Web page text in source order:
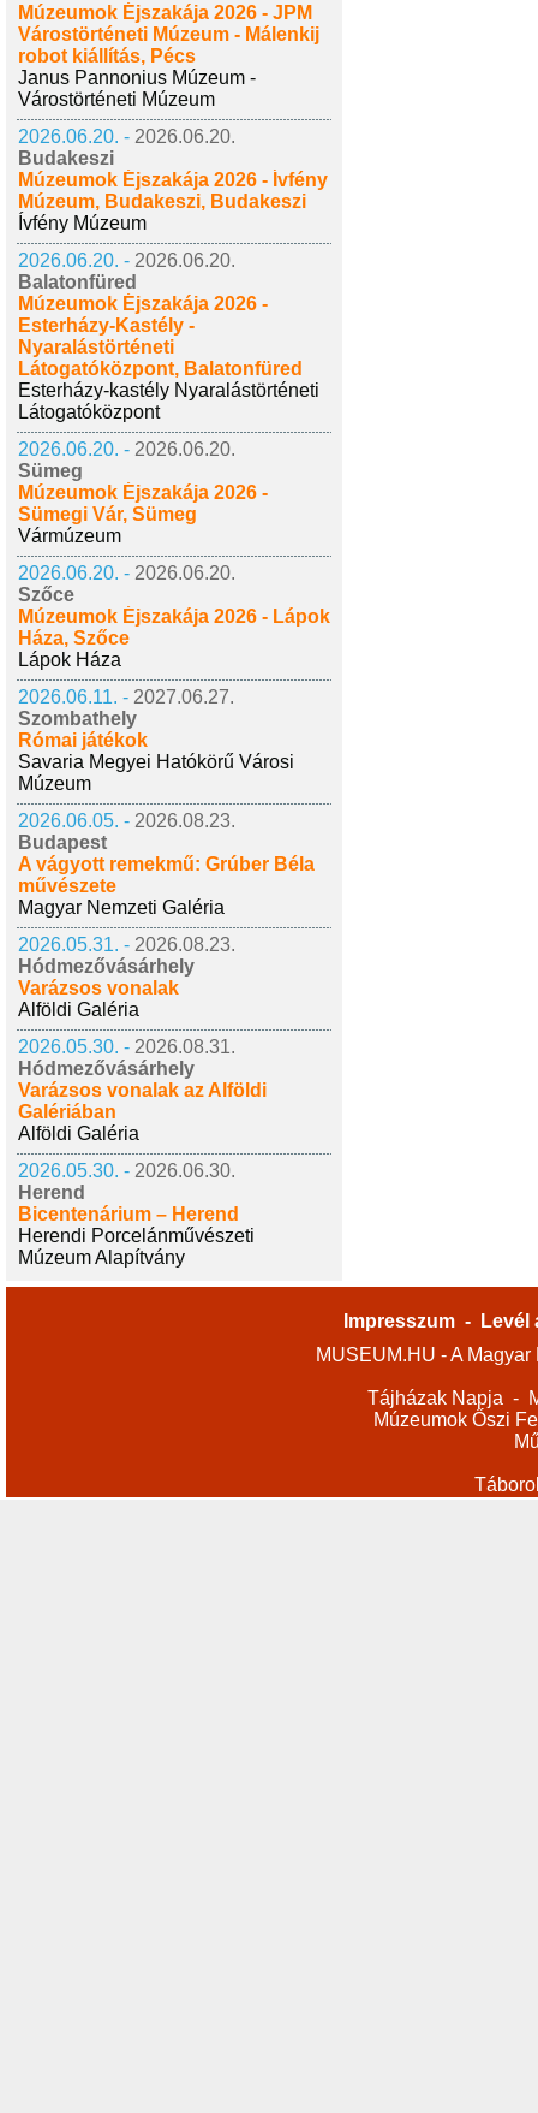
Múzeumok Éjszakája 2026 - JPM
Várostörténeti Múzeum - Málenkij
robot kiállítás, Pécs
Janus Pannonius Múzeum -
Várostörténeti Múzeum
2026.06.20. - 2026.06.20.
Budakeszi
Múzeumok Éjszakája 2026 - Ívfény
Múzeum, Budakeszi, Budakeszi
Ívfény Múzeum
2026.06.20. - 2026.06.20.
Balatonfüred
Múzeumok Éjszakája 2026 -
Esterházy-Kastély -
Nyaralástörténeti
Látogatóközpont, Balatonfüred
Esterházy-kastély Nyaralástörténeti
Látogatóközpont
2026.06.20. - 2026.06.20.
Sümeg
Múzeumok Éjszakája 2026 -
Sümegi Vár, Sümeg
Vármúzeum
2026.06.20. - 2026.06.20.
Szőce
Múzeumok Éjszakája 2026 - Lápok
Háza, Szőce
Lápok Háza
2026.06.11. - 2027.06.27.
Szombathely
Római játékok
Savaria Megyei Hatókörű Városi
Múzeum
2026.06.05. - 2026.08.23.
Budapest
A vágyott remekmű: Grúber Béla
művészete
Magyar Nemzeti Galéria
2026.05.31. - 2026.08.23.
Hódmezővásárhely
Varázsos vonalak
Alföldi Galéria
2026.05.30. - 2026.08.31.
Hódmezővásárhely
Varázsos vonalak az Alföldi
Galériában
Alföldi Galéria
2026.05.30. - 2026.06.30.
Herend
Bicentenárium – Herend
Herendi Porcelánművészeti
Múzeum Alapítvány
Impresszum -
Levél
MUSEUM.HU - A
Tájházak Napja -
Múzeumok Őszi